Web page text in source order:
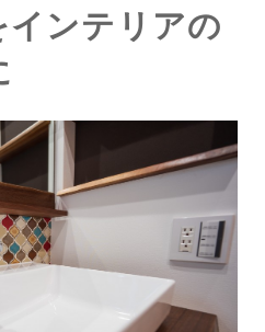
インテリアの